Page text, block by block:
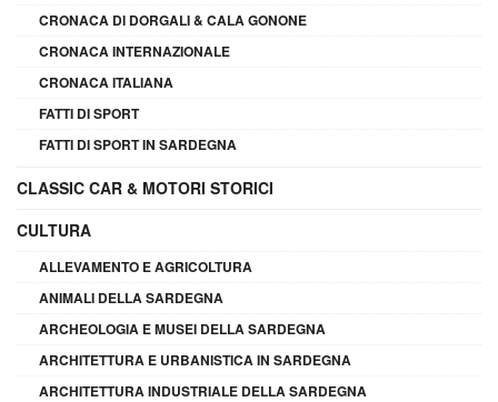
CRONACA DI DORGALI & CALA GONONE
CRONACA INTERNAZIONALE
CRONACA ITALIANA
FATTI DI SPORT
FATTI DI SPORT IN SARDEGNA
CLASSIC CAR & MOTORI STORICI
CULTURA
ALLEVAMENTO E AGRICOLTURA
ANIMALI DELLA SARDEGNA
ARCHEOLOGIA E MUSEI DELLA SARDEGNA
ARCHITETTURA E URBANISTICA IN SARDEGNA
ARCHITETTURA INDUSTRIALE DELLA SARDEGNA